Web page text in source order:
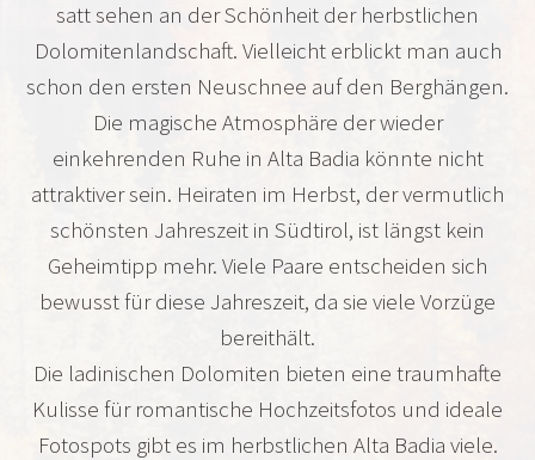
satt sehen an der Schönheit der herbstlichen
Dolomitenlandschaft. Vielleicht erblickt man auch
schon den ersten Neuschnee auf den Berghängen.
Die magische Atmosphäre der wieder
einkehrenden Ruhe in Alta Badia könnte nicht
attraktiver sein. Heiraten im Herbst, der vermutlich
schönsten Jahreszeit in Südtirol, ist längst kein
Geheimtipp mehr. Viele Paare entscheiden sich
bewusst für diese Jahreszeit, da sie viele Vorzüge
bereithält.
Die ladinischen Dolomiten bieten eine traumhafte
Kulisse für romantische Hochzeitsfotos und ideale
Fotospots gibt es im herbstlichen Alta Badia viele.